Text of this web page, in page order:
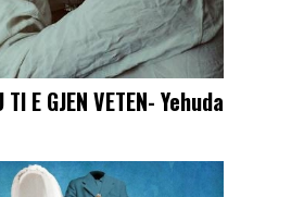
TI E GJEN VETEN- Yehuda